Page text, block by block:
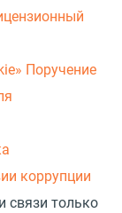
Поручение
коррупции
связи только